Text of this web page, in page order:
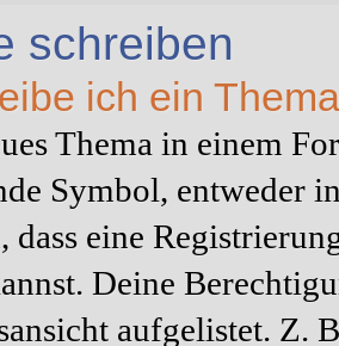
schreiben
ich ein
Thema in einem
Symbol, entweder
dass eine
Deine
aufgelistet. Z.